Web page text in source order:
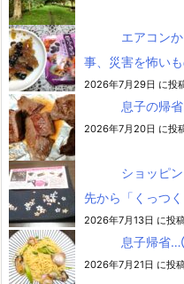
エアコン
事、災害を怖い
2026年7月29日 に投
息子の帰
2026年7月20日 に投
ショッピ
先から「くっつ
2026年7月13日 に投
息子帰
2026年7月21日 に投